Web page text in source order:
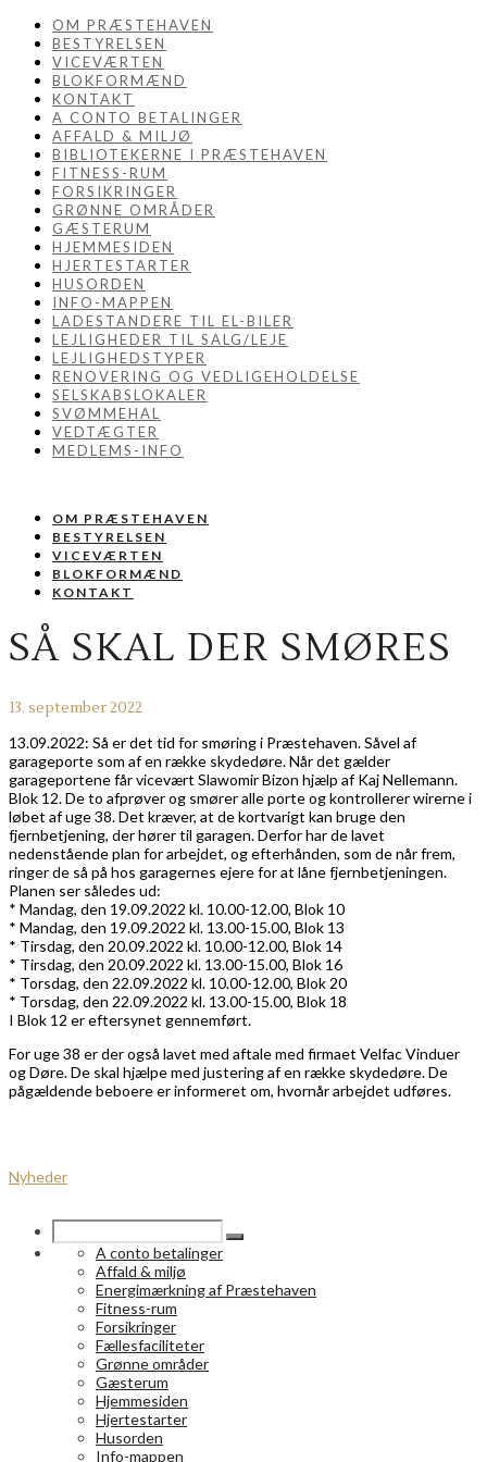
OM PRÆSTEHAVEN
BESTYRELSEN
VICEVÆRTEN
BLOKFORMÆND
KONTAKT
A CONTO BETALINGER
AFFALD & MILJØ
BIBLIOTEKERNE I PRÆSTEHAVEN
FITNESS-RUM
FORSIKRINGER
GRØNNE OMRÅDER
GÆSTERUM
HJEMMESIDEN
HJERTESTARTER
HUSORDEN
INFO-MAPPEN
LADESTANDERE TIL EL-BILER
LEJLIGHEDER TIL SALG/LEJE
LEJLIGHEDSTYPER
RENOVERING OG VEDLIGEHOLDELSE
SELSKABSLOKALER
SVØMMEHAL
VEDTÆGTER
MEDLEMS-INFO
OM PRÆSTEHAVEN
BESTYRELSEN
VICEVÆRTEN
BLOKFORMÆND
KONTAKT
SÅ SKAL DER SMØRES
13. september 2022
13.09.2022: Så er det tid for smøring i Præstehaven. Såvel af
garageporte som af en række skydedøre. Når det gælder
garageportene får vicevært Slawomir Bizon hjælp af Kaj Nellemann.
Blok 12. De to afprøver og smører alle porte og kontrollerer wirerne i
løbet af uge 38. Det kræver, at de kortvarigt kan bruge den
fjernbetjening, der hører til garagen. Derfor har de lavet
nedenstående plan for arbejdet, og efterhånden, som de når frem,
ringer de så på hos garagernes ejere for at låne fjernbetjeningen.
Planen ser således ud:
* Mandag, den 19.09.2022 kl. 10.00-12.00, Blok 10
* Mandag, den 19.09.2022 kl. 13.00-15.00, Blok 13
* Tirsdag, den 20.09.2022 kl. 10.00-12.00, Blok 14
* Tirsdag, den 20.09.2022 kl. 13.00-15.00, Blok 16
* Torsdag, den 22.09.2022 kl. 10.00-12.00, Blok 20
* Torsdag, den 22.09.2022 kl. 13.00-15.00, Blok 18
I Blok 12 er eftersynet gennemført.
For uge 38 er der også lavet med aftale med firmaet Velfac Vinduer
og Døre. De skal hjælpe med justering af en række skydedøre. De
pågældende beboere er informeret om, hvornår arbejdet udføres.
Nyheder
A conto betalinger
Affald & miljø
Energimærkning af Præstehaven
Fitness-rum
Forsikringer
Fællesfaciliteter
Grønne områder
Gæsterum
Hjemmesiden
Hjertestarter
Husorden
Info-mappen